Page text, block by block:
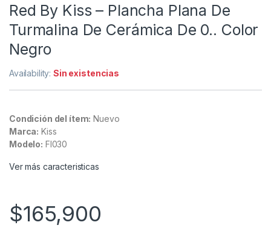
Red By Kiss – Plancha Plana De
Turmalina De Cerámica De 0.. Color
Negro
Availability:Sin existencias
Condición del ítem: Nuevo
Marca: Kiss
Modelo: FI030
Ver más caracteristicas
$165,900